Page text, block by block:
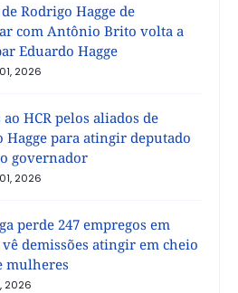
Rodrigo Hagge de
com Antônio Brito volta a
Eduardo Hagge
2026
ao HCR pelos aliados de
Hagge para atingir deputado
governador
2026
perde 247 empregos em
demissões atingir em cheio
mulheres
2026